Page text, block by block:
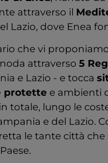
attraverso il
Lazio, dove Enea
che vi
attraverso 5
e Lazio - e tocca
protette e ambienti
totale, lungo le
e del Lazio.
le tante città